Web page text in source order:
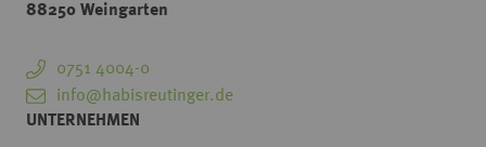
88250 Weingarten
0751 4004-0
info@habisreutinger.de
UNTERNEHMEN